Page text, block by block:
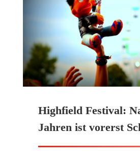
Highfield Festival:
Jahren ist vorerst